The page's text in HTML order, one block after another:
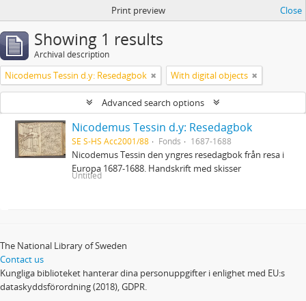
Print preview Close
Showing 1 results
Archival description
Nicodemus Tessin d.y: Resedagbok With digital objects
Advanced search options
Nicodemus Tessin d.y: Resedagbok
SE S-HS Acc2001/88 Fonds 1687-1688
Nicodemus Tessin den yngres resedagbok från resa i
Europa 1687-1688. Handskrift med skisser
Untitled
The National Library of Sweden
Contact us
Kungliga biblioteket hanterar dina personuppgifter i enlighet med EU:s
dataskyddsförordning (2018), GDPR.